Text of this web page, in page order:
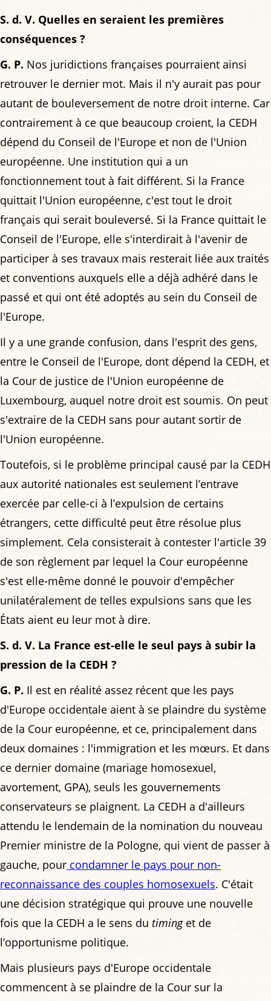
S. d. V. Quelles en seraient les premières
conséquences ?
G. P. Nos juridictions françaises pourraient ainsi
retrouver le dernier mot. Mais il n'y aurait pas pour
autant de bouleversement de notre droit interne. Car
contrairement à ce que beaucoup croient, la CEDH
dépend du Conseil de l'Europe et non de l'Union
européenne. Une institution qui a un
fonctionnement tout à fait différent. Si la France
quittait l'Union européenne, c'est tout le droit
français qui serait bouleversé. Si la France quittait le
Conseil de l'Europe, elle s'interdirait à l'avenir de
participer à ses travaux mais resterait liée aux traités
et conventions auxquels elle a déjà adhéré dans le
passé et qui ont été adoptés au sein du Conseil de
l'Europe.
Il y a une grande confusion, dans l'esprit des gens,
entre le Conseil de l'Europe, dont dépend la CEDH, et
la Cour de justice de l'Union européenne de
Luxembourg, auquel notre droit est soumis. On peut
s'extraire de la CEDH sans pour autant sortir de
l'Union européenne.
Toutefois, si le problème principal causé par la CEDH
aux autorité nationales est seulement l’entrave
exercée par celle-ci à l’expulsion de certains
étrangers, cette difficulté peut être résolue plus
simplement. Cela consisterait à contester l'article 39
de son règlement par lequel la Cour européenne
s'est elle-même donné le pouvoir d'empêcher
unilatéralement de telles expulsions sans que les
États aient eu leur mot à dire.
S. d. V. La France est-elle le seul pays à subir la
pression de la CEDH ?
G. P. Il est en réalité assez récent que les pays
d'Europe occidentale aient à se plaindre du système
de la Cour européenne, et ce, principalement dans
deux domaines : l'immigration et les mœurs. Et dans
ce dernier domaine (mariage homosexuel,
avortement, GPA), seuls les gouvernements
conservateurs se plaignent. La CEDH a d'ailleurs
attendu le lendemain de la nomination du nouveau
Premier ministre de la Pologne, qui vient de passer à
gauche, pour condamner le pays pour non-
reconnaissance des couples homosexuels. C'était
une décision stratégique qui prouve une nouvelle
fois que la CEDH a le sens du timinget de
l’opportunisme politique.
Mais plusieurs pays d'Europe occidentale
commencent à se plaindre de la Cour sur la